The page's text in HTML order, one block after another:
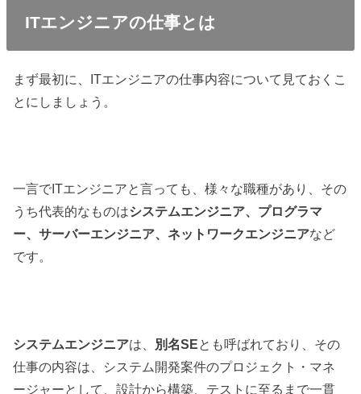
ITエンジニアの仕事とは
まず最初に、ITエンジニアの仕事内容について見ておくこ
とにしましょう。
一言でITエンジニアと言っても、様々な職種があり、その
うち代表的なものはシステムエンジニア、プログラマ
ー、サーバーエンジニア、ネットワークエンジニアなど
です。
システムエンジニアは、 別名SEとも呼ばれており、その
仕事の内容は、システム開発案件のプロジェクト・マネ
ージャーとして、設計から構築、テストに至るまで一貫